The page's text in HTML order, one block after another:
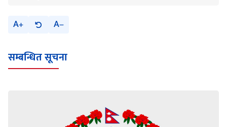
A A
सम्बन्धित सूचना